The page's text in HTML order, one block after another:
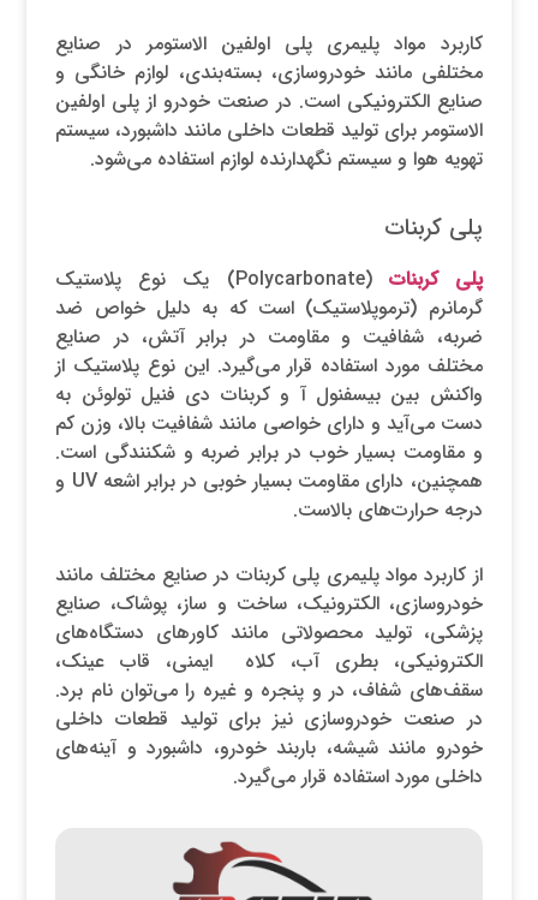
کاربرد مواد پلیمری پلی اولفین الاستومر در صنایع
مختلفی مانند خودروسازی، بسته‌بندی، لوازم خانگی و
صنایع الکترونیکی است. در صنعت خودرو از پلی اولفین
الاستومر برای تولید قطعات داخلی مانند داشبورد، سیستم
تهویه هوا و سیستم نگهدارنده لوازم استفاده می‌شود.
پلی کربنات
پلی کربنات
(Polycarbonate) یک نوع پلاستیک
گرمانرم (ترموپلاستیک) است که به دلیل خواص ضد
ضربه، شفافیت و مقاومت در برابر آتش، در صنایع
مختلف مورد استفاده قرار می‌گیرد. این نوع پلاستیک از
واکنش بین بیسفنول آ و کربنات دی فنیل تولوئن به
دست می‌آید و دارای خواصی مانند شفافیت بالا، وزن کم
و مقاومت بسیار خوب در برابر ضربه و شکنندگی است.
همچنین، دارای مقاومت بسیار خوبی در برابر اشعه UV و
درجه حرارت‌های بالاست.
از کاربرد مواد پلیمری پلی کربنات در صنایع مختلف مانند
خودروسازی، الکترونیک، ساخت و ساز، پوشاک، صنایع
پزشکی، تولید محصولاتی مانند کاورهای دستگاه‌های
الکترونیکی، بطری آب، کلاه ایمنی، قاب عینک،
سقف‌های شفاف، در و پنجره و غیره را می‌توان نام برد.
در صنعت خودروسازی نیز برای تولید قطعات داخلی
خودرو مانند شیشه، باربند خودرو، داشبورد و آینه‌های
داخلی مورد استفاده قرار می‌گیرد.